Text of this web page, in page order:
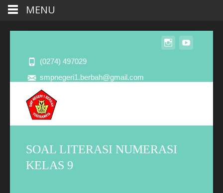
(0274) 497029
smpnegeri1.berbah@gmail.com
SOAL LITERASI NUMERASI
KELAS 9
MENU